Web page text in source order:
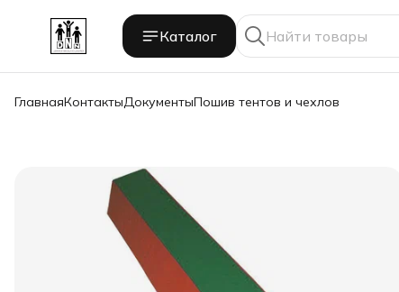
Каталог
ГлавнаяКонтактыДокументыПошив тентов и чехлов